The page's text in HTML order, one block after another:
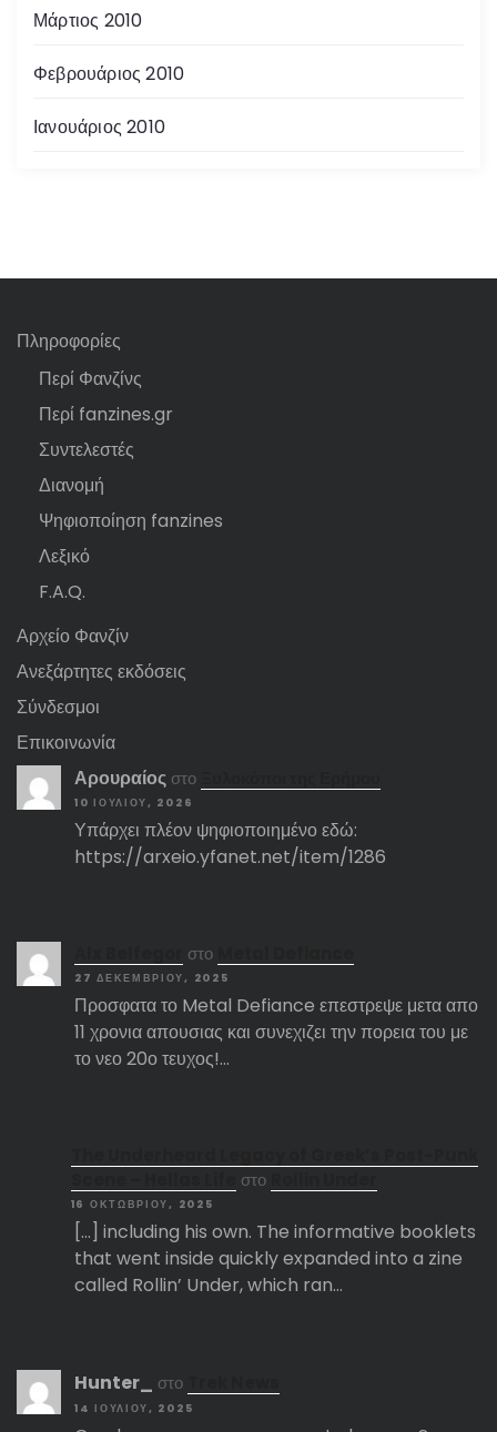
Μάρτιος 2010
Φεβρουάριος 2010
Ιανουάριος 2010
Πληροφορίες
Περί Φανζίνς
Περί fanzines.gr
Συντελεστές
Διανομή
Ψηφιοποίηση fanzines
Λεξικό
F.A.Q.
Αρχείο Φανζίν
Ανεξάρτητες εκδόσεις
Σύνδεσμοι
Επικοινωνία
Αρουραίος στο
10 ΙΟΥΛΊΟΥ, 2026
Υπάρχει πλέον ψηφιοποιημένο εδώ:
https://arxeio.yfanet.net/item/1286
στο
27 ΔΕΚΕΜΒΡΊΟΥ, 2025
Προσφατα το Metal Defiance επεστρεψε μετα απο
11 χρονια απουσιας και συνεχιζει την πορεια του με
το νεο 20ο τευχος!…
στο
16 ΟΚΤΩΒΡΊΟΥ, 2025
[…] including his own. The informative booklets
that went inside quickly expanded into a zine
called Rollin’ Under, which ran…
Hunter_ στο
14 ΙΟΥΛΊΟΥ, 2025